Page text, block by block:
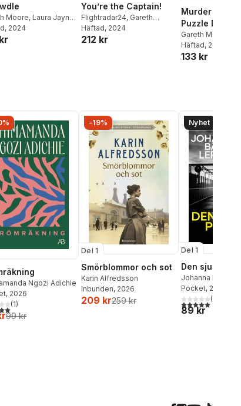
Moore, Laura Jayne
, 2024
You’re the Captain!
Flightradar24, Gareth
Moore
Häftad, 2024
212 kr
Murder
Puzzle Book:
Perfect Plot
Gareth Moore
Ayres
Häftad, 2025
133 kr
Ngozi Adichie
, 2026
5 stjärnor. Totalt antal röster:
(1)
99 kr
-19%
Del 1
Smörblommor och sot
Karin Alfredsson
Inbunden, 2026
209 kr259 kr
Nyhet
Del 1
Den sjunde
Johanna
Lerneby
Pocket, 2026
5,0utav 5(
89 kr